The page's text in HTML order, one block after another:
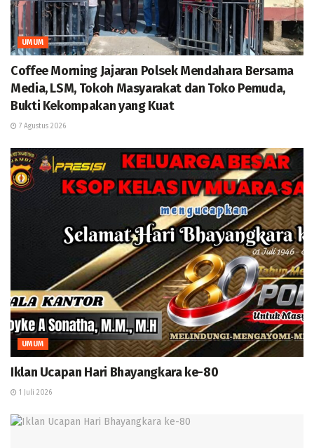
UMUM
Coffee Morning Jajaran Polsek Mendahara Bersama
Media, LSM, Tokoh Masyarakat dan Toko Pemuda,
Bukti Kekompakan yang Kuat
7 Agustus 2026
UMUM
Iklan Ucapan Hari Bhayangkara ke-80
1 Juli 2026